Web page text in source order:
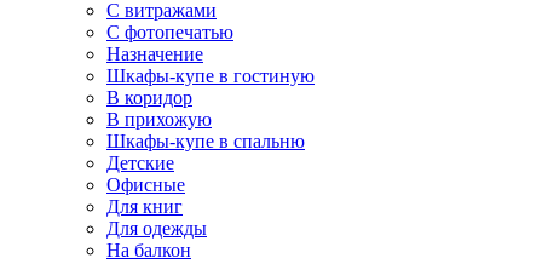
С витражами
С фотопечатью
Назначение
Шкафы-купе в гостиную
В коридор
В прихожую
Шкафы-купе в спальню
Детские
Офисные
Для книг
Для одежды
На балкон